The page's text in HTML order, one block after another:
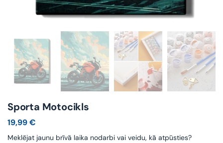
Sporta Motocikls
19,99€
Meklējat jaunu brīvā laika nodarbi vai veidu, kā atpūsties?